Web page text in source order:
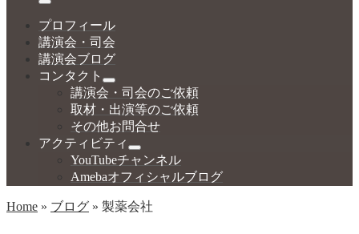
Menu
プロフィール
講演会・司会
講演会ブログ
コンタクト
講演会・司会のご依頼
取材・出演等のご依頼
その他お問合せ
アクティビティ
YouTubeチャンネル
Amebaオフィシャルブログ
Home » ブログ » 製薬会社